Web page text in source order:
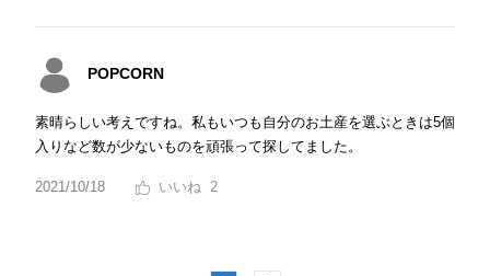
POPCORN
素晴らしい考えですね。私もいつも自分のお土産を選ぶときは5個
入りなど数が少ないものを頑張って探してました。
2021/10/18 2